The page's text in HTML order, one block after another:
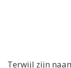
Terwijl zijn